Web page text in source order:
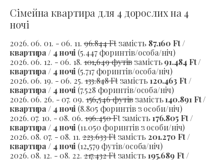
Сімейна квартира для 4 дорослих на 4
ночі
2026. 06. 01. - 06. 11.96.844 Ftзамість 87.160 Ft /
квартира / 4 ночі (5.447 форинтів/особа/ніч)
2026. 06. 12. - 06. 18.101,649 футівзамість91.484 Ft /
квартира / 4 ночі (5.717 форинтів/особа/ніч)
2026. 06. 19. - 06. 25.133.848 Ftзамість120.463 Ft /
квартира / 4 ночі (7.528 форинтів/особа/ніч)
2026. 06. 26. - 07. 09.156,546 футівзамість140.891 Ft /
квартира / 4 ночі (8.805 форинтів з особи/ніч)
2026. 07. 10. - 08. 06.196.450 Ft замість176.805 Ft /
квартира / 4 ночі (11.050 форинтів з особи/ніч)
2026. 08. 07. - 08. 11.223.633 Ftзамість 201.270 Ft /
квартира / 4 ночі (12,579 футів/особа/ніч)
2026. 08. 12. - 08. 22.217.432 Ftзамість195.689 Ft /